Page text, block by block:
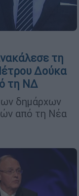
τη
Δούκα
τη ΝΔ
δημάρχων
από τη Νέα